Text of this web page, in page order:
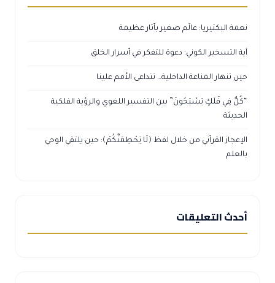
نعمة البكتيريا: عالَم صغير بآثار عظيمة
آية التسخير الكوني: دعوة للتفكر في أسرار الخلق
حين تنهار المناعة الداخلية… تتداعى الأمم علينا
“كُلٌّ فِي فَلَكٍ يَسْبَحُونَ” بين التفسير اللغوي والرؤية الفلكية
الحديثة
الإعجاز القرآني من خلال لفظ ﴿لَا يَحْطِمَنَّكُمْ﴾: حين يلتقي الوحي
بالعلم
أحدث التعليقات